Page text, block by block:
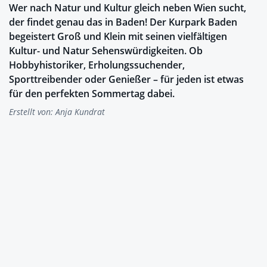
Wer nach Natur und Kultur gleich neben Wien sucht,
der findet genau das in Baden! Der Kurpark Baden
begeistert Groß und Klein mit seinen vielfältigen
Kultur- und Natur Sehenswürdigkeiten. Ob
Hobbyhistoriker, Erholungssuchender,
Sporttreibender oder Genießer – für jeden ist etwas
für den perfekten Sommertag dabei.
Erstellt von: Anja Kundrat